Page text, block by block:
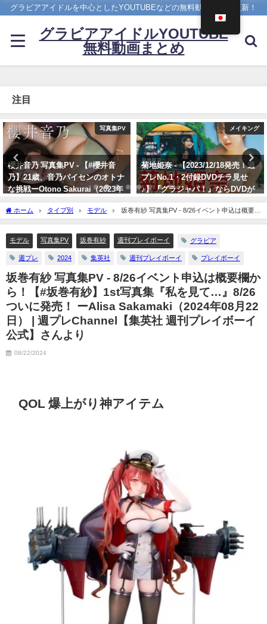
グラビアアイドルを中心としたYOUTUBEなどの無料動画を日々更新！
グラビアアイドルYOUTUBE
無料動画まとめ
注目
メイキング
菊地姫奈 - 【2023/12/18発売！週
プレNo.1・2付録DVDチラ見せ
♪】『グラジャパ！』ならDVDが
視聴できる♪ #菊地姫奈 Hina
Kikuchi（2023年12月15日） | 週
プレChannel【集英社 週刊プレイ
ボーイ公式】さんより
4K UPSCALING CLUB
今田美桜【4K】（2022年09月14
日） | 4K UPSCALING CLUBさん
より
ホーム タイプ別 モデル
坂巻有紗 写真集PV - 8/26イベント申込は概要欄
から！【#坂巻有紗】1st写真集『私を見て…』8/26ついに発売！ ーAlisa
より
モデル 写真集PV 坂巻有紗 週刊プレイボーイ グラビア
週プレ 2024 集英社 週刊プレイボーイ プレイボーイ
坂巻有紗 写真集PV - 8/26イベント申込は概要欄か
ら！【#坂巻有紗】1st写真集『私を見て…』8/26
ついに発売！ ーAlisa Sakamaki（2024年08月22
日） | 週プレChannel【集英社 週刊プレイボーイ
公式】さんより
08/22/2024
QOL 爆上がり神アイテム